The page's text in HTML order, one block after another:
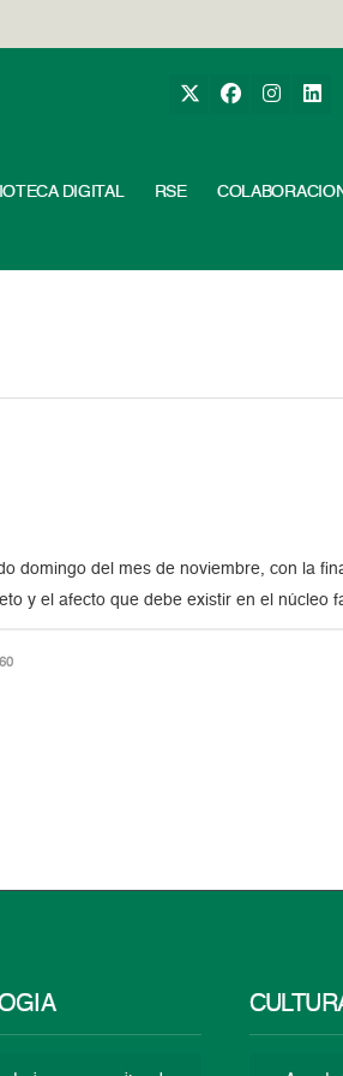
DIGITAL RSE
domingo del mes de noviembre, con la
y el afecto que debe existir en el núcleo